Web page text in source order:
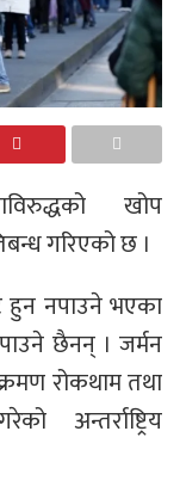
खोप
गरिएको छ ।
हुन नपाउने भएका
छैनन् । जर्मन
रोकथाम तथा
अन्तर्राष्ट्रिय